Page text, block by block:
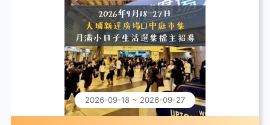
2026-09-18 ~ 2026-09-27